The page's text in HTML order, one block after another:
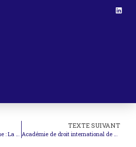
Université de Rouen – Colloque : La nationalité, enjeux et perspectives
TEXTE SUIVANT
Académie de droit international de La Haye – Inscriptions aux cours d’été